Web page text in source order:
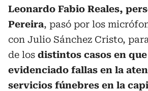
Leonardo Fabio Reales,
Pereira, pasó por los
con Julio Sánchez Cristo,
de los distintos casos en que
evidenciado fallas en la
servicios fúnebres en la